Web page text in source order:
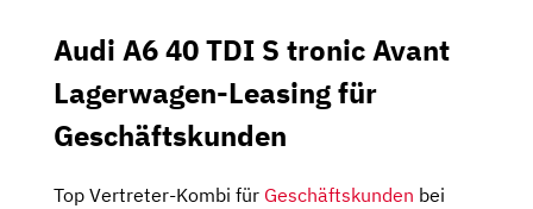
Audi A6 40 TDI S tronic Avant
Lagerwagen-Leasing für
Geschäftskunden
Top Vertreter-Kombi für Geschäftskunden bei